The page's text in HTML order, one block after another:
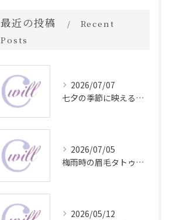
最近の投稿
Recent
Posts
2026/07/07
七夕の季節に映える眉毛タトゥー技術
2026/07/05
梅雨時の眉毛タトゥー美容法
2026/05/12